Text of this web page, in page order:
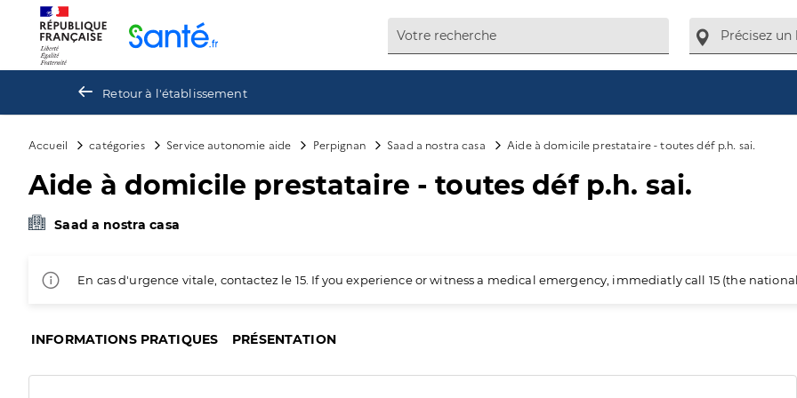
Retour à l'établissement
Accueil catégories Service autonomie aide Perpignan Saad a nostra casa Aide à domicile prestataire - toutes déf p.h. sai.
Aide à domicile prestataire - toutes déf p.h. sai.
Saad a nostra casa
En cas d'urgence vitale, contactez le 15. If you experience or witness a medical emergency, immediatly call 15 (the
INFORMATIONS PRATIQUES PRÉSENTATION
Panneau de gestion des cookies